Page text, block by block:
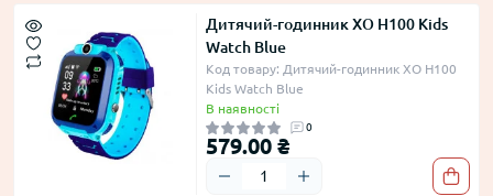
Дитячий-годинник XO H100 Kids
Watch Blue
Код товару: Дитячий-годинник XO H100
Kids Watch Blue
В наявності
0
579.00 ₴